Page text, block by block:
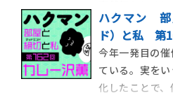
に終わる。だ
担当が飛んで
も始められる
業界は学校教
かった奴の集合
ハクマン 部
ド）と私 第
今年一発目の
ている。実を
化したことで